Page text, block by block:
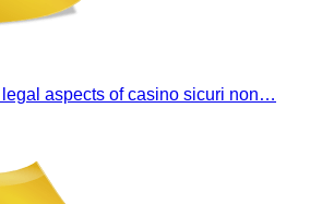
aspects of casino sicuri non…